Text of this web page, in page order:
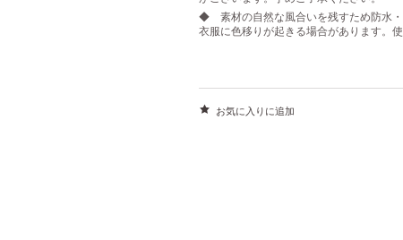
◆ 素材の自然な風合いを残すため防水
衣服に色移りが起きる場合があります。
お気に入りに追加